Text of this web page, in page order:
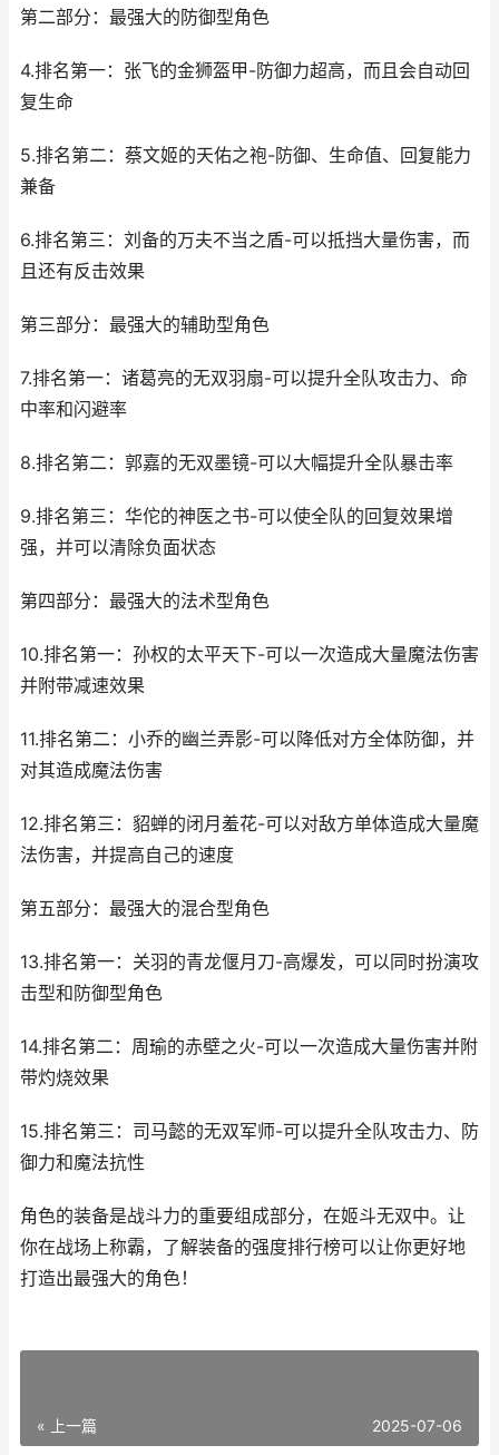
第二部分：最强大的防御型角色
4.排名第一：张飞的金狮盔甲-防御力超高，而且会自动回
复生命
5.排名第二：蔡文姬的天佑之袍-防御、生命值、回复能力
兼备
6.排名第三：刘备的万夫不当之盾-可以抵挡大量伤害，而
且还有反击效果
第三部分：最强大的辅助型角色
7.排名第一：诸葛亮的无双羽扇-可以提升全队攻击力、命
中率和闪避率
8.排名第二：郭嘉的无双墨镜-可以大幅提升全队暴击率
9.排名第三：华佗的神医之书-可以使全队的回复效果增
强，并可以清除负面状态
第四部分：最强大的法术型角色
10.排名第一：孙权的太平天下-可以一次造成大量魔法伤害
并附带减速效果
11.排名第二：小乔的幽兰弄影-可以降低对方全体防御，并
对其造成魔法伤害
12.排名第三：貂蝉的闭月羞花-可以对敌方单体造成大量魔
法伤害，并提高自己的速度
第五部分：最强大的混合型角色
13.排名第一：关羽的青龙偃月刀-高爆发，可以同时扮演攻
击型和防御型角色
14.排名第二：周瑜的赤壁之火-可以一次造成大量伤害并附
带灼烧效果
15.排名第三：司马懿的无双军师-可以提升全队攻击力、防
御力和魔法抗性
角色的装备是战斗力的重要组成部分，在姬斗无双中。让
你在战场上称霸，了解装备的强度排行榜可以让你更好地
打造出最强大的角色！
« 上一篇 2025-07-06